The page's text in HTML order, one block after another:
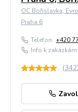
OC Bořislavka,
Praha 6
Telefon: +420
Info k zakázkám:
(342)